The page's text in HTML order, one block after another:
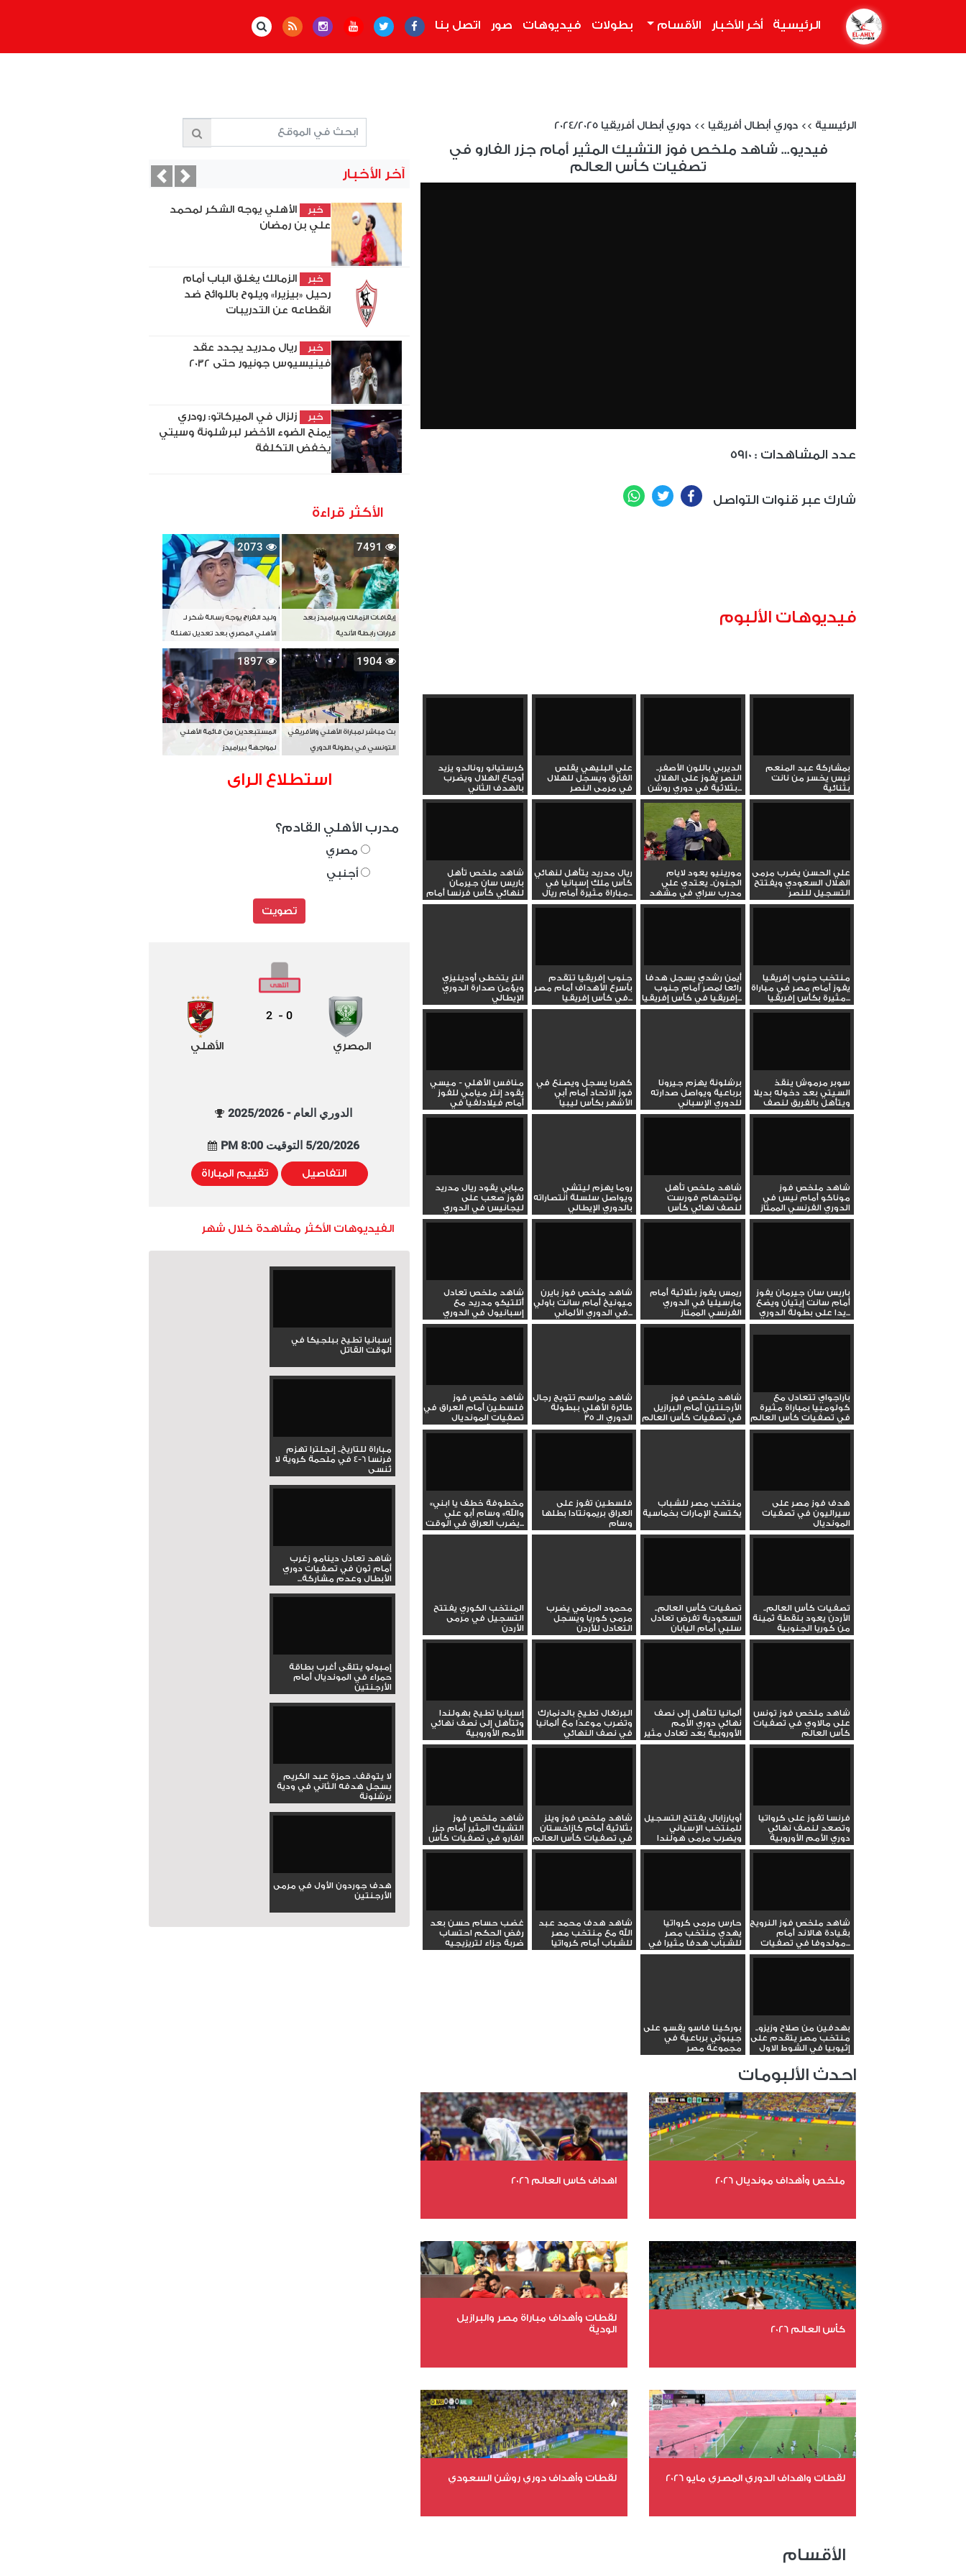
الرئيسية أخر الأخبار الأقسام بطولات فيديوهات صور اتصل بنا
الرئيسية >> دوري أبطال أفريقيا >> دوري أبطال أفريقيا 2024/2025
فيديو... شاهد ملخص فوز التشيك المثير أمام جزر الفارو في
تصفيات كأس العالم
5910 : عدد المشاهدات
شارك عبر قنوات التواصل Facebook
Twitter
WhatsApp
فيديوهات الألبوم
بمشاركة عبد المنعم
نيس يخسر من نانت
بثنائية
الديربي باللون الأصفر..
النصر يفوز على الهلال
بثلاثية في دوري روشن...
علي البليهي يقلص
الفارق ويسجل للهلال
في مرمى النصر
كرستيانو رونالدو يزيد
أوجاع الهلال ويضرب
بالهدف الثاني
علي الحسن يضرب مرمى
الهلال السعودي ويفتتح
التسجيل للنصر
مورينيو يعود لايام
الجنون.. يعتدي علي
مدرب سراي في مشهد
كارثي
ريال مدريد يتأهل لنهائي
كأس ملك إسبانيا في
مباراة مثيرة أمام ريال...
شاهد ملخص تأهل
باريس سان جيرمان
لنهائي كأس فرنسا أمام
دانكيرك
منتخب جنوب إفريقيا
يفوز أمام مصر في مباراة
مثيرة بكأس إفريقيا...
أيمن رشدي يسجل هدفا
رائعا لمصر أمام جنوب
إفريقيا في كأس إفريقيا...
جنوب إفريقيا تتقدم
بأسرع الأهداف أمام مصر
في كأس إفريقيا...
انتر يتخطى أودينيزي
ويؤمن صدارة الدوري
الإيطالي
سوبر مرموش ينقذ
السيتي بعد دخوله بديلا
ويتأهل بالفريق لنصف
نهائي...
برشلونة يهزم جيرونا
برباعية ويواصل صدارته
للدوري الإسباني
كهربا يسجل ويصنع في
فوز الاتحاد أمام أبي
الأشهر بكأس ليبيا
منافس الأهلي - ميسي
يقود إنتر ميامي للفوز
أمام فيلادلفيا في
الدوري...
شاهد ملخص فوز
موناكو أمام نيس في
الدوري الفرنسي الممتاز
شاهد ملخص تأهل
نوتنجهام فورست
لنصف نهائي كأس
الاتحاد الإنجليزي...
روما يهزم ليتشي
ويواصل سلسلة انتصاراته
بالدوري الإيطالي
مبابي يقود ريال مدريد
لفوز صعب على
ليجانيس في الدوري
باريس سان جيرمان يفوز
أمام سانت إيتيان ويضع
يدا على بطولة الدوري...
ريمس يفوز بثلاثية أمام
مارسيليا في الدوري
الفرنسي الممتاز
شاهد ملخص فوز بايرن
ميونيخ أمام سانت باولي
في الدوري الألماني...
شاهد ملخص تعادل
أتلتيكو مدريد مع
إسبانيول في الدوري
الإسباني...
باراجواي تتعادل مع
كولومبيا بمباراة مثيرة
في تصفيات كأس العالم
شاهد ملخص فوز
الأرجنتين أمام البرازيل
في تصفيات كأس العالم
شاهد مراسم تتويج رجال
طائرة الأهلي ببطولة
الدوري الـ 35
شاهد ملخص فوز
فلسطين أمام العراق في
تصفيات المونديال
بمشاركة وسام...
هدف فوز مصر على
سيراليون في تصفيات
المونديال
منتخب مصر للشباب
يكتسح الإمارات بخماسية
فلسطين تفوز على
العراق بريمونتادا بطلها
وسام
«مخطوفة خطف يا ابني
والله» وسام أبو علي
يضرب العراق في الوقت...
تصفيات كأس العالم..
الأردن يعود بنقطة ثمينة
من كوريا الجنوبية
تصفيات كأس العالم..
السعودية تفرض تعادل
سلبي أمام اليابان
محمود المرضي يضرب
مرمى كوريا ويسجل
التعادل للأردن
المنتخب الكوري يفتتح
التسجيل في مرمى
الأردن
شاهد ملخص فوز تونس
على مالاوي في تصفيات
كأس العالم
ألمانيا تتأهل إلى نصف
نهائي دوري الأمم
الأوروبية بعد تعادل مثير
مع...
البرتغال تطيح بالدنمارك
وتضرب موعدًا مع ألمانيا
في نصف النهائي
إسبانيا تطيح بهولندا
وتتأهل إلى نصف نهائي
الأمم الأوروبية
فرنسا تفوز على كرواتيا
وتصعد لنصف نهائي
دوري الأمم الأوروبية
أويارزابال يفتتح التسجيل
للمنتخب الإسباني
ويضرب مرمى هولندا
شاهد ملخص فوز ويلز
بثلاثية أمام كازاخستان
في تصفيات كأس العالم
شاهد ملخص فوز
التشيك المثير أمام جزر
الفارو في تصفيات كأس
العالم
شاهد ملخص فوز النرويج
بقيادة هالاند أمام
مولدوفا في تصفيات...
حارس مرمى كرواتيا
يهدي منتخب مصر
للشباب هدفا مثيرا في
البطولة...
شاهد هدف محمد عبد
الله مع منتخب مصر
للشباب أمام كرواتيا
غضب حسام حسن بعد
رفض الحكم احتساب
ضربة جزاء لتريزيجيه
بهدفين من صلاح وزيزو..
منتخب مصر يتقدم على
إثيوبيا في الشوط الاول
بوركينا فاسو يقسو على
جيبوتي برباعية في
مجموعة مصر
احدث الألبومات
ملخص وأهداف مونديال 2026
عدد المشاهدات 4808
اهداف كاس العالم 2026
عدد المشاهدات 1983
كأس العالم 2026
عدد المشاهدات 10760
لقطات وأهداف مباراة مصر والبرازيل
الودية
عدد المشاهدات 15690
لقطات واهداف الدوري المصري مايو 2026 لقطات وأهداف دوري روشن السعودي
الأقسام
آخر الأخبار
خبر
الأهلي يوجه الشكر لمحمد
علي بن رمضان
خبر
الزمالك يغلق الباب أمام
رحيل «بيزيرا» ويلوح باللوائح ضد
انقطاعه عن التدريبات
خبر
ريال مدريد يجدد عقد
فينيسيوس جونيور حتى 2032
خبر
زلزال في الميركاتو: رودري
يمنح الضوء الأخضر لبرشلونة وسيتي
يخفض التكلفة
PreviousNext
الأكثر قراءة
7491
إيقافات الزمالك وبيراميدز بعد
قرارات رابطة الأندية
2073
وليد الفراج يوجه رسالة شكر لـ
الأهلي المصري بعد تعديل تهنئة
بطل آسيا
1904
بث مباشر لمباراة الأهلي والأفريقي
التونسي في بطولة الدوري
1897
المستبعدين من قائمة الأهلي
لمواجهة بيراميدز
استطلاع الراى
مدرب الأهلي القادم؟
مصري
أجنبي
تصويت
المصري
0
-
2
الأهلي
الدوري العام - 2025/2026
5/20/2026 التوقيت 8:00 PM
التفاصيل تقييم المباراة
الفيديوهات الأكثر مشاهدة خلال شهر
إسبانيا تطيح ببلجيكا في
الوقت القاتل
مباراة للتاريخ.. إنجلترا تهزم
فرنسا 6-4 في ملحمة كروية لا
تُنسى
شاهد تعادل دينامو زغرب
أمام ثون في تصفيات دوري
الأبطال وعدم مشاركة...
إمبولو يتلقى أغرب بطاقة
حمراء في المونديال أمام
الأرجنتين
لا يتوقف.. حمزة عبد الكريم
يسجل هدفه الثاني في ودية
برشلونة
هدف جوردون الأول في مرمى
الأرجنتين